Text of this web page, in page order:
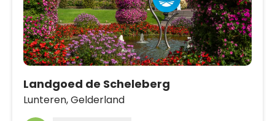
Landgoed de Scheleberg
Lunteren,Gelderland